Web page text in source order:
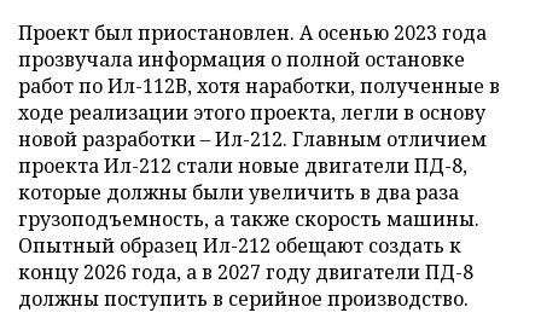
Проект был приостановлен. А осенью 2023 года
прозвучала информация о полной остановке
работ по Ил-112В, хотя наработки, полученные в
ходе реализации этого проекта, легли в основу
новой разработки – Ил-212. Главным отличием
проекта Ил-212 стали новые двигатели ПД-8,
которые должны были увеличить в два раза
грузоподъемность, а также скорость машины.
Опытный образец Ил-212 обещают создать к
концу 2026 года, а в 2027 году двигатели ПД-8
должны поступить в серийное производство.